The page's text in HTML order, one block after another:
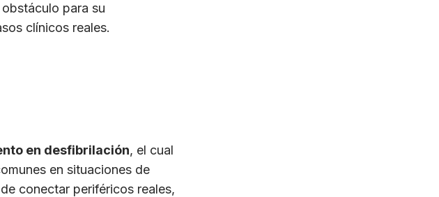
para su
clínicos reales.
en desfibrilación, el cual
en situaciones de
conectar periféricos reales,